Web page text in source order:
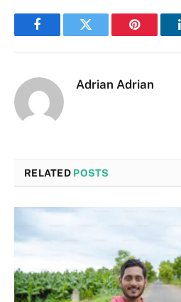
FacebookTwitter Pinterest
Adrian Adrian
RELATED POSTS